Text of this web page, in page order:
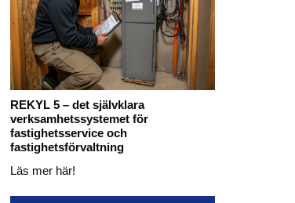
REKYL 5 – det självklara
verksamhetssystemet för
fastighetsservice och
fastighetsförvaltning
Läs mer här!